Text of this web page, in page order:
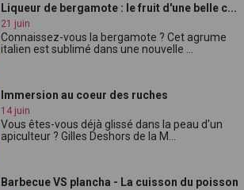
Liqueur de bergamote : le fruit d'une belle c...
21 juin
Connaissez-vous la bergamote ? Cet agrume
italien est sublimé dans une nouvelle ...
Immersion au coeur des ruches
14 juin
Vous êtes-vous déjà glissé dans la peau d'un
apiculteur ? Gilles Deshors de la M...
Barbecue VS plancha - La cuisson du poisson